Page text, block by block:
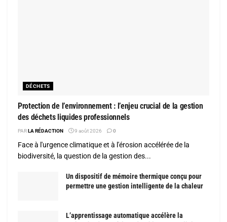
DÉCHETS
Protection de l’environnement : l’enjeu crucial de la gestion
des déchets liquides professionnels
PARLA RÉDACTION 9 août 2026 0
Face à l'urgence climatique et à l'érosion accélérée de la
biodiversité, la question de la gestion des...
Un dispositif de mémoire thermique conçu pour
permettre une gestion intelligente de la chaleur
L’apprentissage automatique accélère la